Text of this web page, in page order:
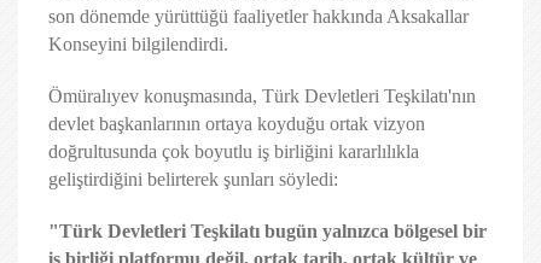
son dönemde yürüttüğü faaliyetler hakkında Aksakallar
Konseyini bilgilendirdi.
Ömüralıyev konuşmasında, Türk Devletleri Teşkilatı'nın
devlet başkanlarının ortaya koyduğu ortak vizyon
doğrultusunda çok boyutlu iş birliğini kararlılıkla
geliştirdiğini belirterek şunları söyledi:
"Türk Devletleri Teşkilatı bugün yalnızca bölgesel bir
iş birliği platformu değil, ortak tarih, ortak kültür ve